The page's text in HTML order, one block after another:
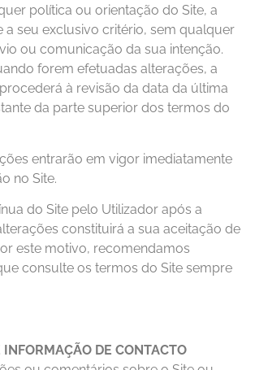
política ou orientação do Site, a
a seu exclusivo critério, sem qualquer
ou comunicação da sua intenção.
forem efetuadas alterações, a
à revisão da data da última
da parte superior dos termos do
entrarão em vigor imediatamente
no Site.
do Site pelo Utilizador após a
constituirá a sua aceitação de
este motivo, recomendamos
consulte os termos do Site sempre
INFORMAÇÃO DE CONTACTO